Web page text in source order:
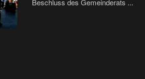
Beschluss des Gemeinderats ...